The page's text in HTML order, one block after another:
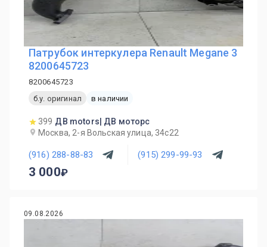
Патрубок интеркулера Renault Megane 3
8200645723
8200645723
б.у. оригинал
в наличии
399 ДВ motors| ДВ моторс
Москва, 2-я Вольская улица, 34с22
(916) 288-88-83 (915) 299-99-93
3 000
09.08.2026